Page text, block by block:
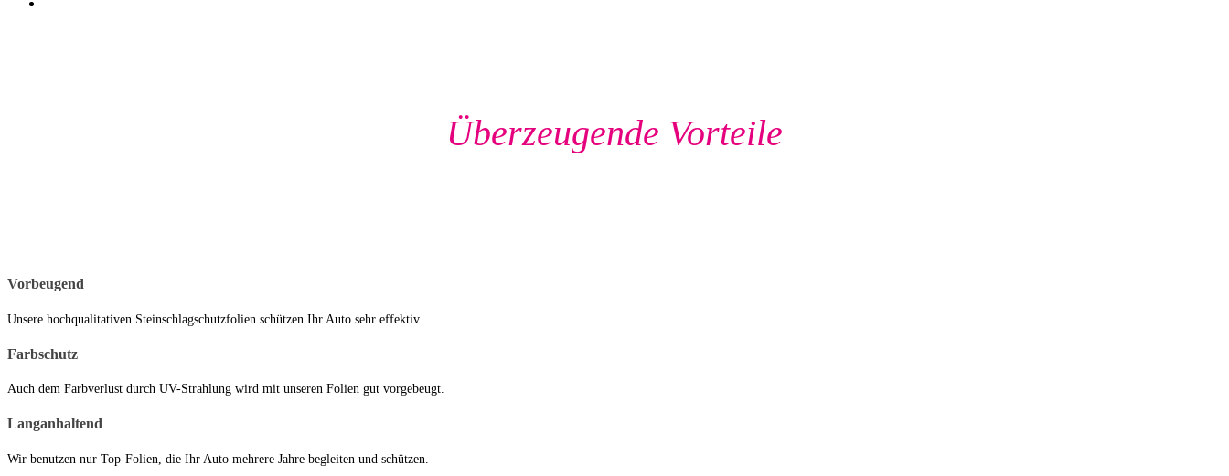
Überzeugende Vorteile
Vorbeugend
Unsere hochqualitativen Steinschlagschutzfolien schützen Ihr Auto sehr effektiv.
Farbschutz
Auch dem Farbverlust durch UV-Strahlung wird mit unseren Folien gut vorgebeugt.
Langanhaltend
Wir benutzen nur Top-Folien, die Ihr Auto mehrere Jahre begleiten und schützen.